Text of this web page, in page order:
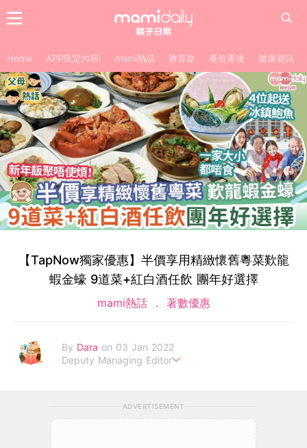
Home APP限定內容! mami熱話 教育路 產前產後 健康資訊
【TapNow獨家優惠】半價享用精緻懷舊粵菜歎龍
蝦金蠔 9道菜+紅白酒任飲 團年好選擇
mami熱話 著數優惠
By Dara on 03 Jan 2022
Deputy Managing Editor
ADVERTISEMENT